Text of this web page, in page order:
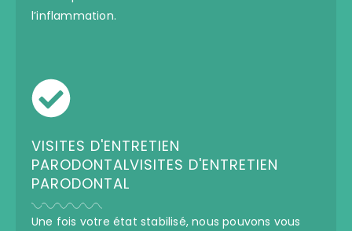
l’inflammation.
VISITES D'ENTRETIEN
PARODONTALVISITES D'ENTRETIEN
PARODONTAL
Une fois votre état stabilisé, nous pouvons vous